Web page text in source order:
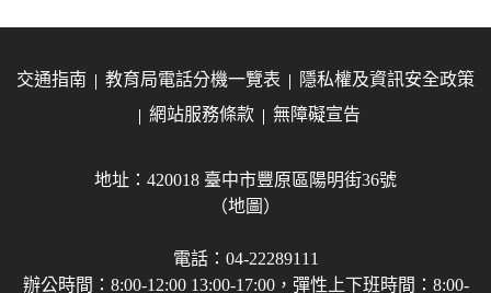
交通指南 教育局電話分機一覽表
隱私權及資訊安全政策
網站服務條款
無障礙宣告
地址：420018 臺中市豐原區陽明街36號
（地圖）
電話：04-22289111
辦公時間：8:00-12:00 13:00-17:00，彈性上下班時間：8:00-